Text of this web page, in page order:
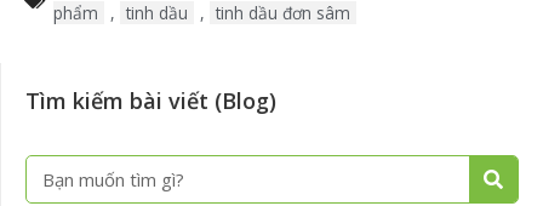
phẩm
, tinh dầu , tinh dầu đơn sâm
Tìm kiếm bài viết (Blog)
Tìm
kiếm